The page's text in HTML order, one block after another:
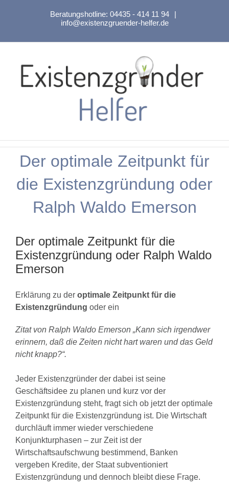
Beratungshotline: 04435 - 414 11 94
|
info@existenzgruender-helfer.de
Der optimale Zeitpunkt für
die Existenzgründung oder
Ralph Waldo Emerson
Der optimale Zeitpunkt für die
Existenzgründung oder Ralph Waldo
Emerson
Erklärung zu der optimale Zeitpunkt für die
Existenzgründung oder ein
Zitat von Ralph Waldo Emerson „Kann sich irgendwer
erinnern, daß die Zeiten nicht hart waren und das Geld
nicht knapp?“.
Jeder Existenzgründer der dabei ist seine
Geschäftsidee zu planen und kurz vor der
Existenzgründung steht, fragt sich ob jetzt der optimale
Zeitpunkt für die Existenzgründung ist. Die Wirtschaft
durchläuft immer wieder verschiedene
Konjunkturphasen – zur Zeit ist der
Wirtschaftsaufschwung bestimmend, Banken
vergeben Kredite, der Staat subventioniert
Existenzgründung und dennoch bleibt diese Frage.